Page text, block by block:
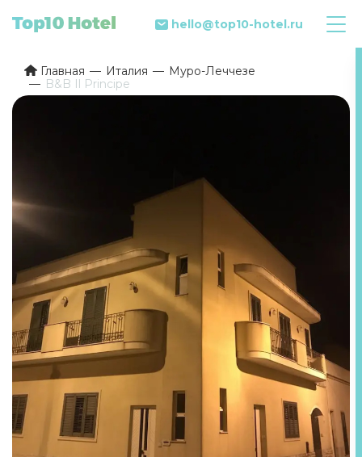
hello@top10-hotel.ru
Главная Италия
Муро-Леччезе
B&B Il Principe